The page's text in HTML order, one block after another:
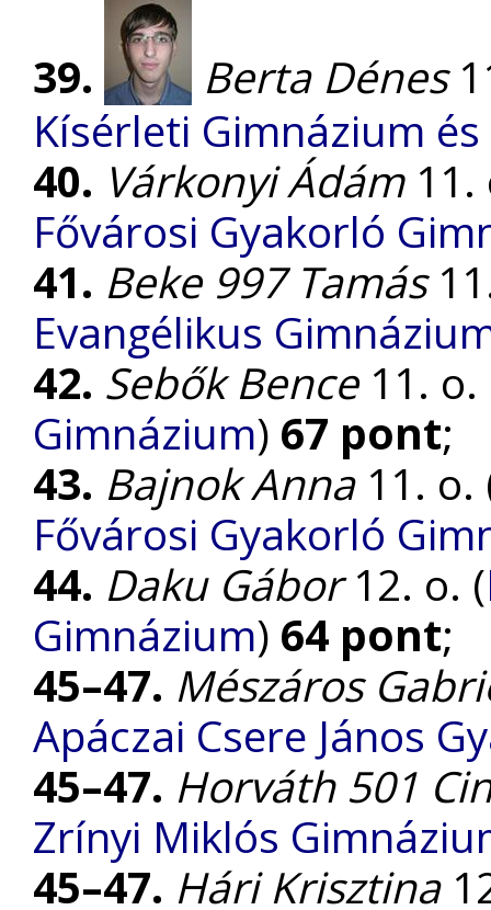
39.
Berta Dénes
Kísérleti Gimnázium
40. Várkonyi Ádám11.
Fővárosi Gyakorló
41. Beke 997 Tamás
Evangélikus
42. Sebők Bence11. o.
Gimnázium) 67 pont;
43. Bajnok Anna11. o.
Fővárosi Gyakorló
44. Daku Gábor12. o. (
Gimnázium) 64 pont;
45–47. Mészáros
Apáczai Csere János
45–47. Horváth 501
Zrínyi Miklós
45–47. Hári Krisztina